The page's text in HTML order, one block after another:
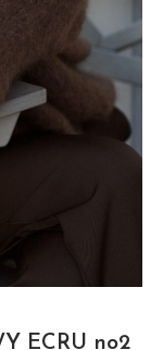
ECRU no2